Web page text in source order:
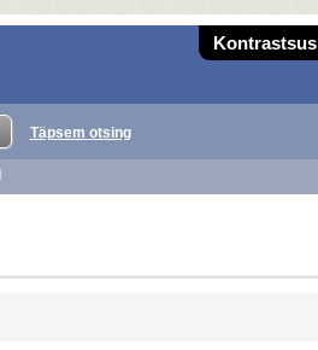
Kontrastsus
Täpsem otsing